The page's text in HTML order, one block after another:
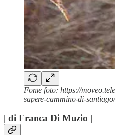
Fonte foto: https://
sapere-cammino-di-santiago/
| di Franca Di Muzio |